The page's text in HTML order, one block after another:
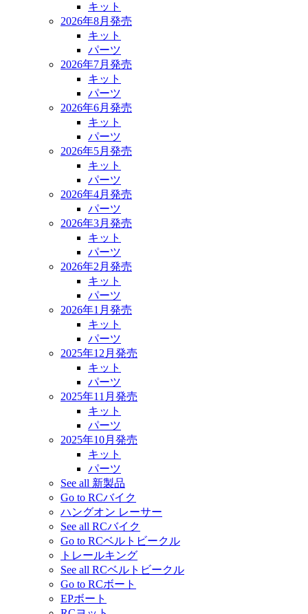
キット
2026年8月発売
キット
パーツ
2026年7月発売
キット
パーツ
2026年6月発売
キット
パーツ
2026年5月発売
キット
パーツ
2026年4月発売
パーツ
2026年3月発売
キット
パーツ
2026年2月発売
キット
パーツ
2026年1月発売
キット
パーツ
2025年12月発売
キット
パーツ
2025年11月発売
キット
パーツ
2025年10月発売
キット
パーツ
See all 新製品
Go to RCバイク
ハングオン レーサー
See all RCバイク
Go to RCベルトビークル
トレールキング
See all RCベルトビークル
Go to RCボート
EPボート